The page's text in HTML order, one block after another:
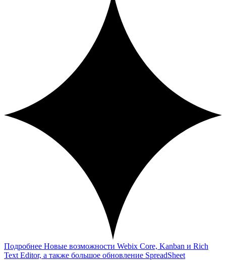
Подробнее Новые возможности Webix Core, Kanban и Rich
Text Editor, а также большое обновление SpreadSheet